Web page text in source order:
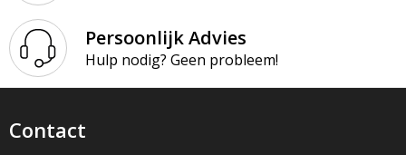
Persoonlijk Advies
Hulp nodig? Geen probleem!
Contact